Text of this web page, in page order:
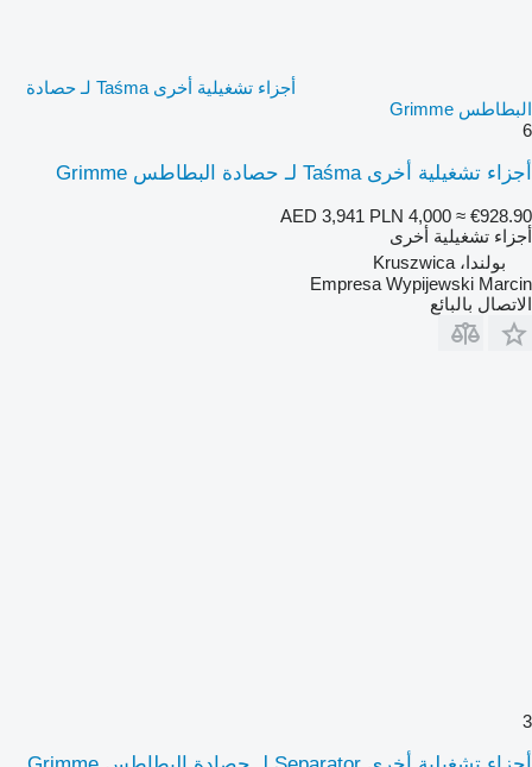
أجزاء تشغيلية أخرى Taśma لـ حصادة
البطاطس Grimme
6
أجزاء تشغيلية أخرى Taśma لـ حصادة البطاطس Grimme
AED 3,941 PLN 4,000 ≈ €928.90
أجزاء تشغيلية أخرى
بولندا، Kruszwica
Empresa Wypijewski Marcin
الاتصال بالبائع
3